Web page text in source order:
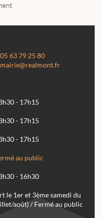
05 63 79 25 80
mairie@realmont.fr
- 17h15
- 17h15
- 17h15
au public
- 16h30
le 1er et 3ème samedi du
août) / Fermé au public